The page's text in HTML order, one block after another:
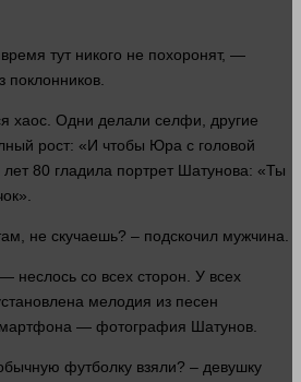
время тут никого не похоронят, —
поклонников.
хаос. Одни делали селфи, другие
рост: «И чтобы Юра с головой
лет 80 гладила портрет Шатунова: «Ты
не скучаешь? – подскочил мужчина.
неслось со всех сторон. У всех
мелодия из песен
— фотография Шатунов.
футболку взяли? – девушку